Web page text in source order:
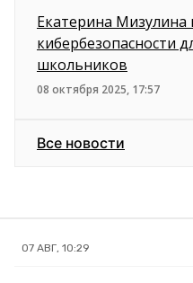
Екатерина Мизулина
кибербезопасности
школьников
08 октября 2025, 17:57
Все новости
07 АВГ, 10:29